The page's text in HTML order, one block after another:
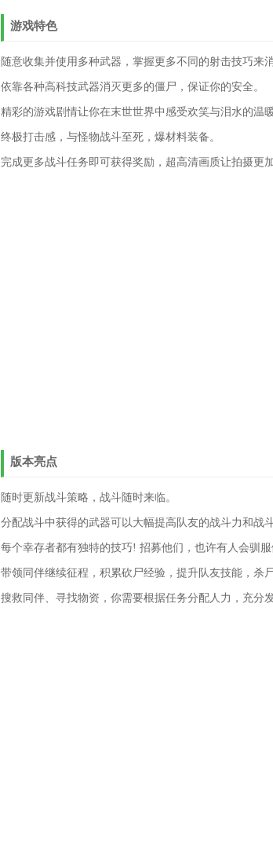
游戏特色
随意收集并使用多种武器，掌握更多不同的射击技巧来
依靠各种高科技武器消灭更多的僵尸，保证你的安全。
精彩的游戏剧情让你在末世世界中感受欢笑与泪水的温暖
终极打击感，与怪物战斗至死，爆材料装备。
完成更多战斗任务即可获得奖励，超高清画质让拍摄更加
版本亮点
随时更新战斗策略，战斗随时来临。
分配战斗中获得的武器可以大幅提高队友的战斗力和战斗
每个幸存者都有独特的技巧! 招募他们，也许有人会驯服
带领同伴继续征程，积累砍尸经验，提升队友技能，杀
搜救同伴、寻找物资，你需要根据任务分配人力，充分